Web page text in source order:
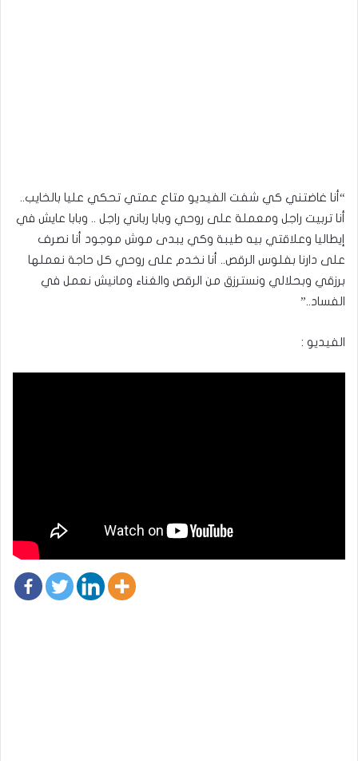
“أنا غاضتني كي شفت الفيديو متاع عمتي تحكي عليا بالخايب..
أنا تربيت راجل ومعملة على روحي وبابا رباني راجل .. وبابا عايش في
إيطاليا وعلاقتي بيه طيبة وكي يبدى موش موجود أنا نصرف
على دارنا بفلوس الرقص.. أنا نخدم على روحي كل حاجة نعملها
برزقي وبحلالي ونسترزق من الرقص والغناء ومانيش نعمل في
الفساد..”
الفيديو :